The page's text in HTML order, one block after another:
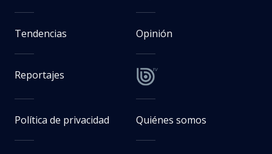
Tendencias Opinión
Reportajes
Política de privacidad Quiénes somos